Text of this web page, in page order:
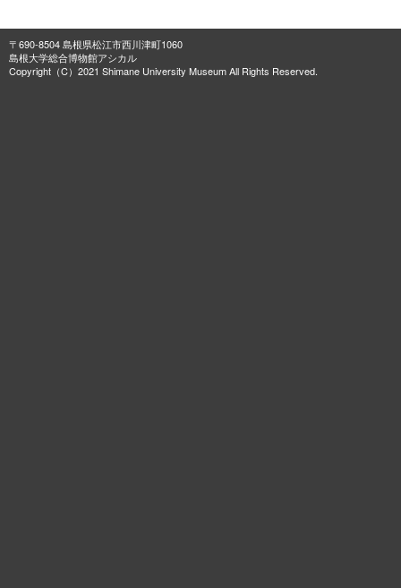
〒690-8504 島根県松江市西川津町1060
島根大学総合博物館アシカル
Copyright（C）2021 Shimane University Museum All Rights Reserved.